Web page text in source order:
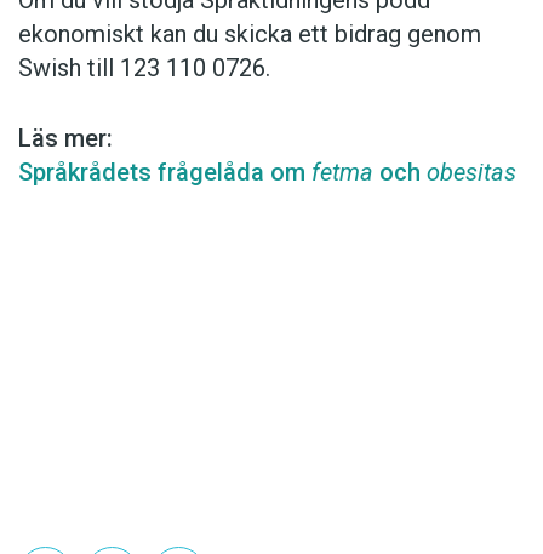
ekonomiskt kan du skicka ett bidrag genom
Swish till 123 110 0726.
Läs mer:
Språkrådets frågelåda om fetma och obesitas
Det här innehållet kräver att du accepterar cookies.